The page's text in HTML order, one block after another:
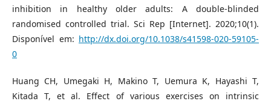
inhibition in healthy older adults: A double-blinded
randomised controlled trial. Sci Rep [Internet]. 2020;10(1).
Disponível em: http://dx.doi.org/10.1038/s41598-020-59105-
0
Huang CH, Umegaki H, Makino T, Uemura K, Hayashi T,
Kitada T, et al. Effect of various exercises on intrinsic